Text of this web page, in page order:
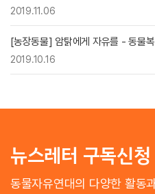
2019.11.06
[농장동물] 암탉에게 자유를 - 동물복
2019.10.16
뉴스레터 구독신청
동물자유연대의 다양한 활동